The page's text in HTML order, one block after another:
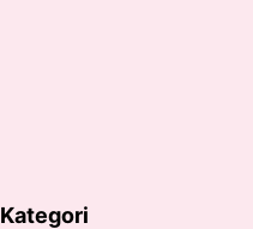
Kategori